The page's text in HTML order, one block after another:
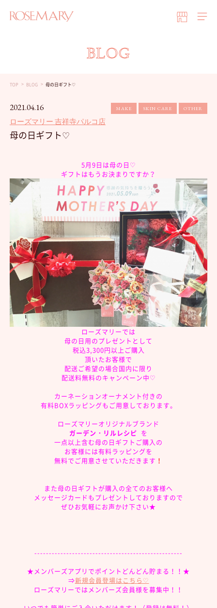
BLOG
TOP BLOG 母の日ギフト♡
2021.04.16
ローズマリー 吉祥寺パルコ店
MAKE SKIN CARE OTHER
母の日ギフト♡
5月9日は母の日♡
ギフトはもうお決まりですか？
ローズマリーでは
母の日用のプレゼントとして
税込3,300円以上ご購入
頂いたお客様で
配送ご希望の場合国内に限り
配送料無料のキャンペーン中♡
カーネーションオーナメント付きの
有料BOXラッピングもご用意しております。
ローズマリーオリジナルブランド
ガーデン・ リルレシピ を
一点以上含む母の日ギフトご購入の
お客様には有料ラッピングを
無料でご用意させていただきます ！
また母の日ギフトが購入の全てのお客様へ
メッセージカードもプレゼントしておりますので
ぜひお気軽にお声かけ下さい★
---------------------------------------------------
★メンバーズアプリでポイントどんどん貯まる！！★
⇒新規会員登場はこちら♡
ローズマリーではメンバーズ会員様を募集中！！